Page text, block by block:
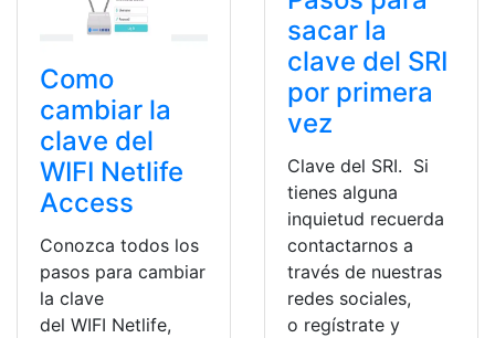
Como
cambiar la
clave del
WIFI Netlife
Access
Conozca todos los
pasos para cambiar
la clave
del WIFI Netlife,
sacar la
clave del SRI
por primera
vez
Clave del SRI. Si
tienes alguna
inquietud recuerda
contactarnos a
través de nuestras
redes sociales,
o regístrate y